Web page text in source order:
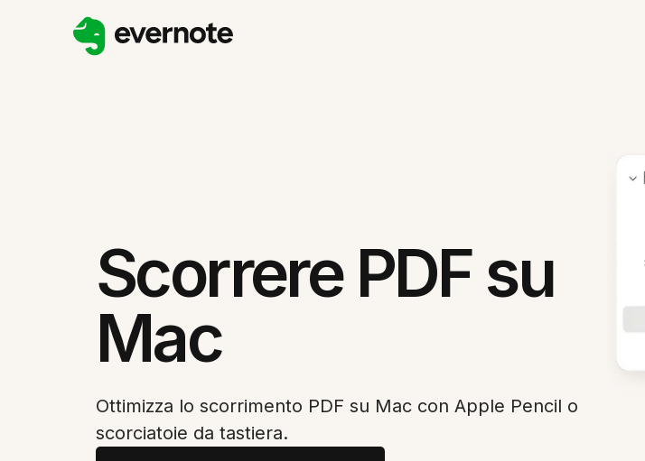
Scorrere PDF su
Mac
Ottimizza lo scorrimento PDF su Mac con Apple Pencil o
scorciatoie da tastiera.